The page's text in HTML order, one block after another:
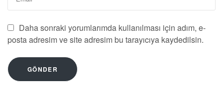
Daha sonraki yorumlarımda kullanılması için adım, e-
posta adresim ve site adresim bu tarayıcıya kaydedilsin.
GÖNDER